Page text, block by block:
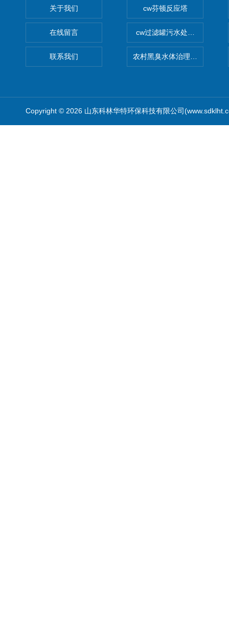
关于我们
在线留言
联系我们
cw芬顿反应塔
cw过滤罐污水处理设备 多介
农村黑臭水体治理设备
Copyright © 2026 山东科林华特环保科技有限公司